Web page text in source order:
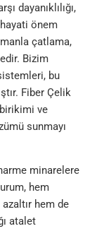
dayanıklılığı,
önem
çatlama,
Bizim
bu
Fiber Çelik
ve
sunmayı
minarelere
hem
hem de
atalet